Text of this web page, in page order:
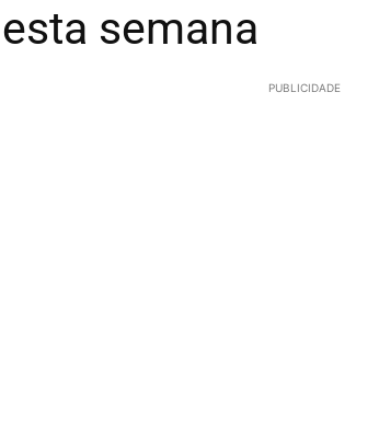
semana
PUBLICIDADE